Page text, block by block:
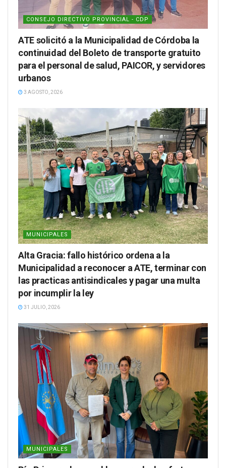
CONSEJO DIRECTIVO PROVINCIAL - CDP
ATE solicitó a la Municipalidad de Córdoba la
continuidad del Boleto de transporte gratuito
para el personal de salud, PAICOR, y servidores
urbanos
3 AGOSTO, 2026
MUNICIPALES
Alta Gracia: fallo histórico ordena a la
Municipalidad a reconocer a ATE, terminar con
las practicas antisindicales y pagar una multa
por incumplir la ley
31 JULIO, 2026
MUNICIPALES